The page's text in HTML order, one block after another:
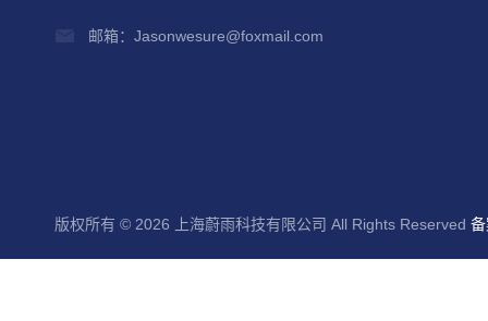
邮箱：Jasonwesure@foxmail.com
版权所有 © 2026 上海蔚雨科技有限公司 All Rights Reserved